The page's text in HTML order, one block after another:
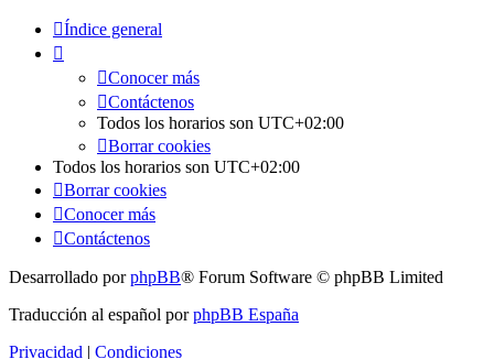
Índice general
Conocer más
Contáctenos
Todos los horarios son UTC+02:00
Borrar cookies
Todos los horarios son UTC+02:00
Borrar cookies
Conocer más
Contáctenos
Desarrollado porphpBB® Forum Software © phpBB Limited
Traducción al español porphpBB España
Privacidad | Condiciones